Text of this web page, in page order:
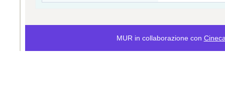
MUR in collaborazione con